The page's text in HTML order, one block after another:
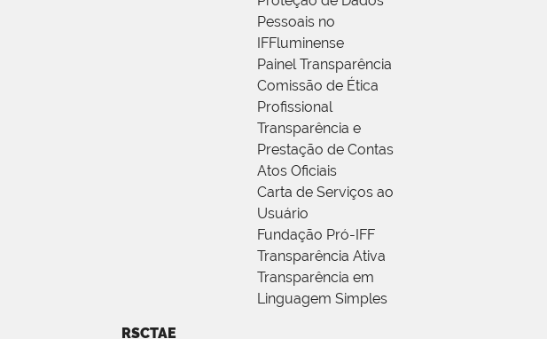
Pessoais no
IFFluminense
Painel Transparência
Comissão de Ética
Profissional
Transparência e
Prestação de Contas
Atos Oficiais
Carta de Serviços ao
Usuário
Fundação Pró-IFF
Transparência Ativa
Transparência em
Linguagem Simples
RSCTAE